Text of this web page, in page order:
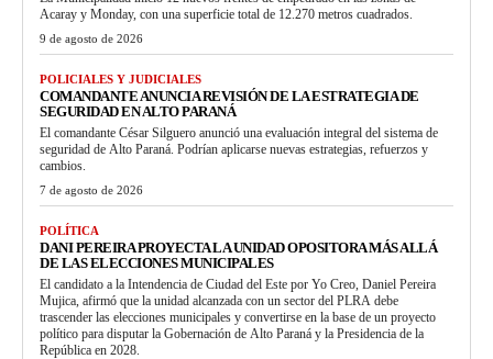
Acaray y Monday, con una superficie total de 12.270 metros cuadrados.
9 de agosto de 2026
POLICIALES Y JUDICIALES
COMANDANTE ANUNCIA REVISIÓN DE LA ESTRATEGIA DE
SEGURIDAD EN ALTO PARANÁ
El comandante César Silguero anunció una evaluación integral del sistema de
seguridad de Alto Paraná. Podrían aplicarse nuevas estrategias, refuerzos y
cambios.
7 de agosto de 2026
POLÍTICA
DANI PEREIRA PROYECTA LA UNIDAD OPOSITORA MÁS ALLÁ
DE LAS ELECCIONES MUNICIPALES
El candidato a la Intendencia de Ciudad del Este por Yo Creo, Daniel Pereira
Mujica, afirmó que la unidad alcanzada con un sector del PLRA debe
trascender las elecciones municipales y convertirse en la base de un proyecto
político para disputar la Gobernación de Alto Paraná y la Presidencia de la
República en 2028.